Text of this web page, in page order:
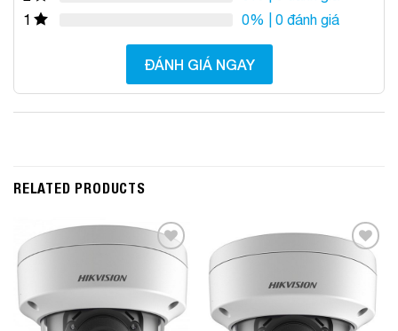
1
0% | 0 đánh giá
ĐÁNH GIÁ NGAY
RELATED PRODUCTS
Add to
Add to
Wishlist